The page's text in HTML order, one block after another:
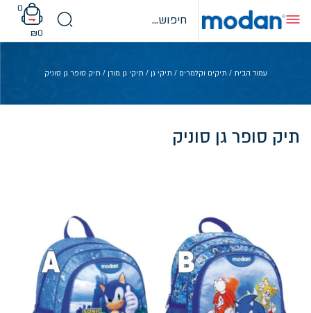
content
0
₪0
עמוד הבית / תיקים וקלמרים / תיקי גן / תיקי גן מודן / תיק סופר גן סוניק
תיק סופר גן סוניק